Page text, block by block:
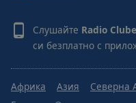
Слушайте Radio
си безплатно с
Африка Азия Северна